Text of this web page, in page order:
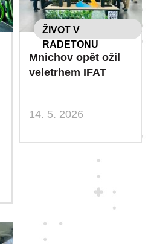
ŽIVOT V
RADETONU
Mnichov opět ožil
veletrhem IFAT
14. 5. 2026